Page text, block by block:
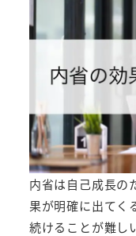
内省は自己成長の
果が明確に出てく
続けることが難し